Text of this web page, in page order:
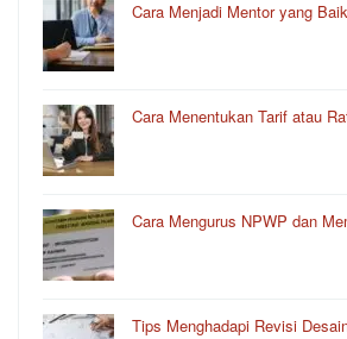
Cara Menjadi Mentor yang
Cara Menentukan Tarif atau
Cara Mengurus NPWP dan
Tips Menghadapi Revisi